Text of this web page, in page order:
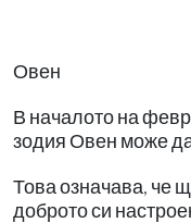
Овен
В началото на
зодия Овен може
Това означава, че
доброто си